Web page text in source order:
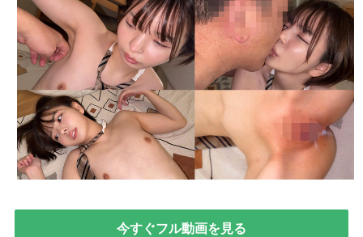
今すぐフル動画を見る